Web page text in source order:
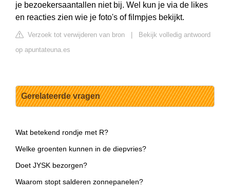
je bezoekersaantallen niet bij. Wel kun je via de likes
en reacties zien wie je foto's of filmpjes bekijkt.
Verzoek tot verwijderen van bron
Bekijk volledig antwoord
op apuntateuna.es
Gerelateerde vragen
Wat betekend rondje met R?
Welke groenten kunnen in de diepvries?
Doet JYSK bezorgen?
Waarom stopt salderen zonnepanelen?